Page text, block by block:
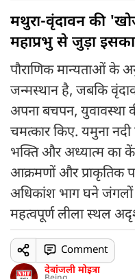
मथुरा-वृंदावन की
महाप्रभु से जुड़ा
पौराणिक मान्यताओं के
जन्मस्थान है, जबकि
अपना बचपन, युवावस्था
चमत्कार किए. यमुना नदी
भक्ति और अध्यात्म का
आक्रमणों और प्राकृतिक
अधिकांश भाग घने जंगलों
महत्वपूर्ण लीला स्थल
देबांजली मोइत्रा
Comment